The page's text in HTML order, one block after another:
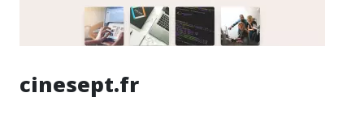
cinesept.fr